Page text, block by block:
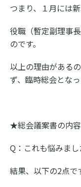
つまり、１月には
役職（暫定副理事
のです。
以上の理由がある
ず、臨時総会となっ
★総会議案書の内
Q：これも悩みまし
結果、以下の2点で